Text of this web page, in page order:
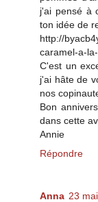
j'ai pensé à
ton idée de
http://
caramel-a-
C'est un
j'ai hâte de
nos
Bon
dans cette
Annie
Répondre
Anna 23